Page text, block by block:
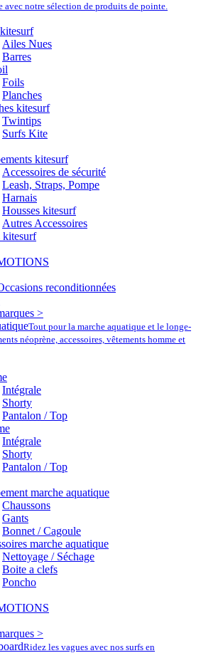
avec notre sélection de produits de pointe.
Ailes Nues
Barres
Foils
Planches
kitesurf
Twintips
Surfs Kite
kitesurf
Accessoires de sécurité
Leash, Straps, Pompe
Harnais
Housses kitesurf
Autres Accessoires
kitesurf
reconditionnées
>
Tout pour la marche aquatique et le longe-
néoprène, accessoires, vêtements homme et
Intégrale
Shorty
Pantalon / Top
Intégrale
Shorty
Pantalon / Top
marche aquatique
Chaussons
Gants
Bonnet / Cagoule
marche aquatique
Nettoyage / Séchage
Boite a clefs
Poncho
>
Ridez les vagues avec nos surfs en